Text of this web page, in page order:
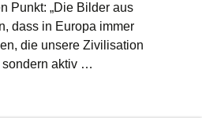
Punkt: „Die Bilder aus
dass in Europa immer
die unsere Zivilisation
sondern aktiv …